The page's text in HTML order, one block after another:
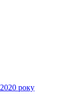
2020 року